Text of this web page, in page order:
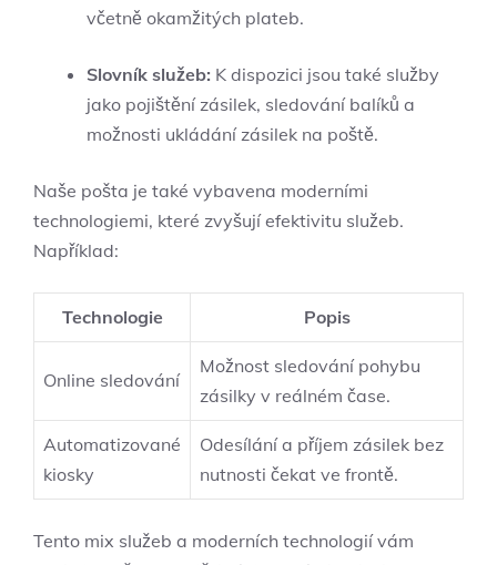
včetně okamžitých plateb.
Slovník služeb: K dispozici jsou také služby
jako pojištění zásilek, sledování balíků a
možnosti ukládání zásilek na poště.
Naše pošta je také vybavena moderními
technologiemi, které zvyšují efektivitu služeb.
Například:
Technologie Popis
Online sledování
Možnost sledování pohybu
zásilky v reálném čase.
Automatizované
kiosky
Odesílání a příjem zásilek bez
nutnosti čekat ve frontě.
Tento mix služeb a moderních technologií vám